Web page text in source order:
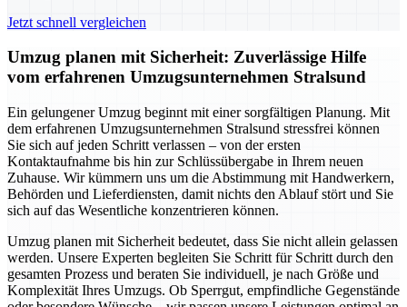
Jetzt schnell vergleichen
Umzug planen mit Sicherheit: Zuverlässige Hilfe
vom erfahrenen Umzugsunternehmen Stralsund
Ein gelungener Umzug beginnt mit einer sorgfältigen Planung. Mit
dem erfahrenen Umzugsunternehmen Stralsund stressfrei können
Sie sich auf jeden Schritt verlassen – von der ersten
Kontaktaufnahme bis hin zur Schlüssübergabe in Ihrem neuen
Zuhause. Wir kümmern uns um die Abstimmung mit Handwerkern,
Behörden und Lieferdiensten, damit nichts den Ablauf stört und Sie
sich auf das Wesentliche konzentrieren können.
Umzug planen mit Sicherheit bedeutet, dass Sie nicht allein gelassen
werden. Unsere Experten begleiten Sie Schritt für Schritt durch den
gesamten Prozess und beraten Sie individuell, je nach Größe und
Komplexität Ihres Umzugs. Ob Sperrgut, empfindliche Gegenstände